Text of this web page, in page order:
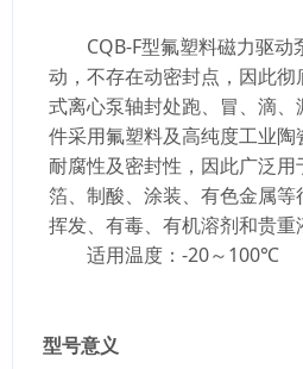
CQB-F型氟塑料磁力驱动
动，不存在动密封点，因此
式离心泵轴封处跑、冒、滴
件采用氟塑料及高纯度工业
耐腐性及密封性，因此广泛用
箔、制酸、涂装、有色金属
挥发、有毒、有机溶剂和贵重
适用温度：-20～100℃
型号意义